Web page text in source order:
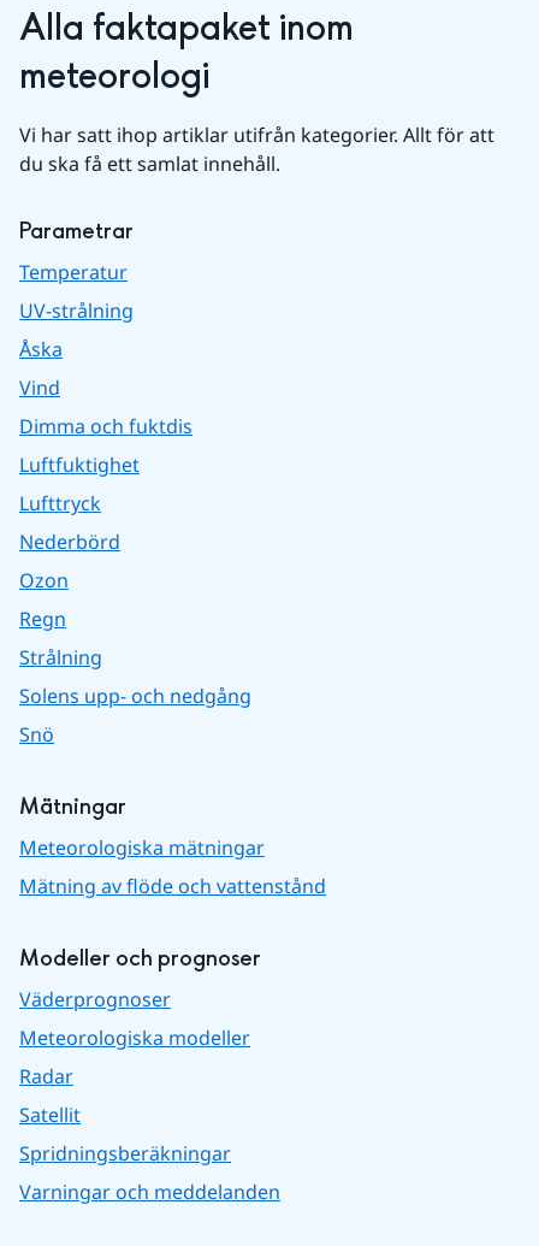
Alla faktapaket inom
meteorologi
Vi har satt ihop artiklar utifrån kategorier. Allt för att
du ska få ett samlat innehåll.
Parametrar
Temperatur
UV-strålning
Åska
Vind
Dimma och fuktdis
Luftfuktighet
Lufttryck
Nederbörd
Ozon
Regn
Strålning
Solens upp- och nedgång
Snö
Mätningar
Meteorologiska mätningar
Mätning av flöde och vattenstånd
Modeller och prognoser
Väderprognoser
Meteorologiska modeller
Radar
Satellit
Spridningsberäkningar
Varningar och meddelanden